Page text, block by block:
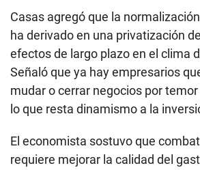
Casas agregó que la
ha derivado en una privatización
efectos de largo plazo en el clima
Señaló que ya hay empresarios
mudar o cerrar negocios por
lo que resta dinamismo a la
El economista sostuvo que
requiere mejorar la calidad del